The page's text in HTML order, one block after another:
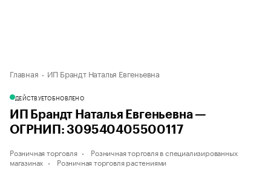
Главная ИП Брандт Наталья Евгеньевна
ДЕЙСТВУЕТОБНОВЛЕНО
ИП Брандт Наталья Евгеньевна —
ОГРНИП: 309540405500117
Розничная торговля
Розничная торговля в специализированных
магазинах
Розничная торговля растениями